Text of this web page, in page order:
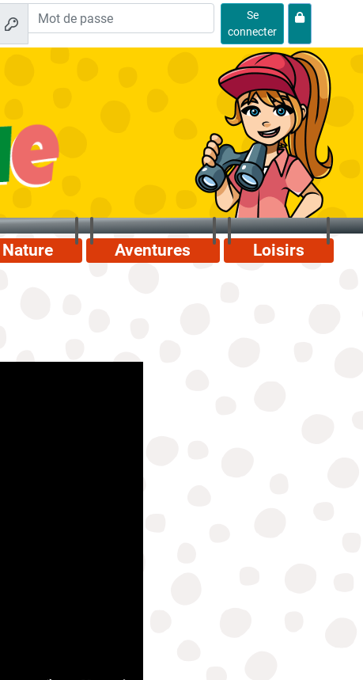
Se
connecter
Nature Aventures Loisirs